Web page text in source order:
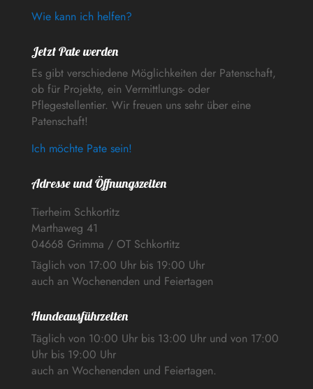
Wie kann ich helfen?
Jetzt Pate werden
Es gibt verschiedene Möglichkeiten der Patenschaft,
ob für Projekte, ein Vermittlungs- oder
Pflegestellentier. Wir freuen uns sehr über eine
Patenschaft!
Ich möchte Pate sein!
Adresse und Öffnungszeiten
Tierheim Schkortitz
Marthaweg 41
04668 Grimma / OT Schkortitz
Täglich von 17:00 Uhr bis 19:00 Uhr
auch an Wochenenden und Feiertagen
Hundeausführzeiten
Täglich von 10:00 Uhr bis 13:00 Uhr und von 17:00
Uhr bis 19:00 Uhr
auch an Wochenenden und Feiertagen.